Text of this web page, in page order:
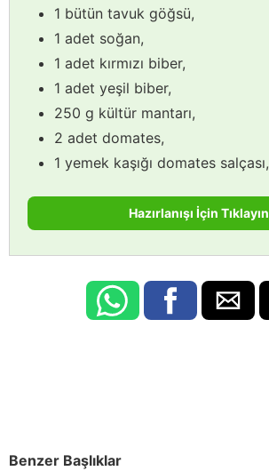
1 bütün tavuk göğsü,
1 adet soğan,
1 adet kırmızı biber,
1 adet yeşil biber,
250 g kültür mantarı,
2 adet domates,
1 yemek kaşığı domates salçası,
Hazırlanışı İçin Tıklayın
Benzer Başlıklar